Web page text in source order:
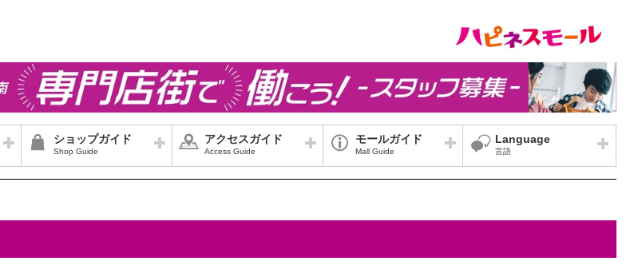
ショップガイド
Shop Guide
アクセスガイド
Access Guide
モールガイド
Mall Guide
Language
言語